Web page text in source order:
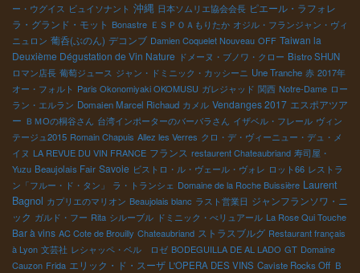
ー・ウグイス ビュイソナント 沖縄 日本ソムリエ協会会長 ピエール・ラフォレ
ラ・グランド・モット Bonastre ＥＳＰＯＡもりたか オジル・フランジャン・ヴィ
ニュロン 葡呑(ぶのん) デコンブ Damien Coquelet Nouveau OFF Taiwan la
Deuxième Dégustation de Vin Nature ドメーヌ・ブノワ・クロー Bistro SHUN
ロマン店長 葡萄ジュース ジャン・ドミニック・カッシーニ Une Tranche 赤 2017年
オー・フォルト Paris Okonomiyaki OKOMUSU ガレジャッド 関西 Notre-Dame ロー
ラン・エルラン Domaien Marcel Richaud カメル Vendanges 2017 エスポアツア
ー ＢＭОの桐谷さん 台湾インポーターのバーバラさん イザベル・フレール ヴィン
テージュ2015 Romain Chapuis Allez les Verres クロ・デ・ヴィーニュー・デュ・メ
イヌ LA REVUE DU VIN FRANCE フランス restaurent Chateaubriand 寿司屋・
Yuzu Beaujolais Fair Savoie ビストロ・ル・ヴェール・ヴォレ ロット66 レストラ
ン「フルー・ド・タン」
ラ・トランシェ Domaine de la Roche Buissière Laurent
Bagnol カプリエのマリオン Beaujolais blanc ラスト営業日 ジャンフランソワ・ニ
ック ガルド・フー Rita シルーブル ドミニック・べリュアール La Rose Qui Touche
Bar à vins AC Cote de Brouilly Chateaubriand ストラスブルグ Restaurant français
à Lyon 文芸社 レシャッペ・ベル ロゼ BODEGUILLA DE AL LADO GT Domaine
Cauzon Frida エリック・ド・スーザ L'OPERA DES VINS Caviste Rocks Off Ｂ